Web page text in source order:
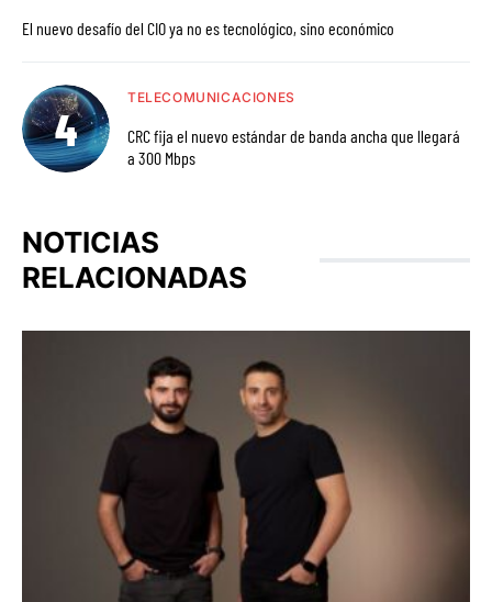
El nuevo desafío del CIO ya no es tecnológico, sino económico
TELECOMUNICACIONES
CRC fija el nuevo estándar de banda ancha que llegará
a 300 Mbps
NOTICIAS
RELACIONADAS